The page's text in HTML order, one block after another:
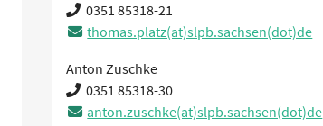
0351 85318-21
thomas.platz(at)slpb.sachsen(dot)de
Anton Zuschke
0351 85318-30
anton.zuschke(at)slpb.sachsen(dot)de